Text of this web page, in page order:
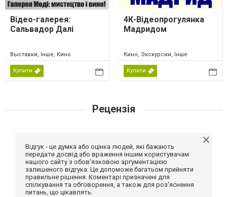
Відео-галерея:
Сальвадор Далі
Выставки, Інше, Кино
Купити
4К-Відеопрогулянка
Мадридом
Кино, Экскурсии, Інше
Купити
Рецензія
Відгук - це думка або оцінка людей, які бажають
передати досвід або враження іншим користувачам
нашого сайту з обов'язковою аргументацією
залишеного відгука. Це допоможе багатьом прийняти
правильне рішення. Коментарі призначені для
спілкування та обговорення, а також для роз'яснення
питань, що цікавлять.